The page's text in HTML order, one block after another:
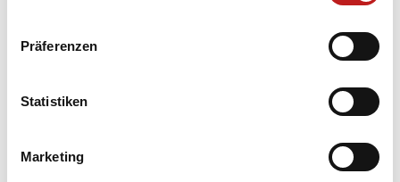
Präferenzen
Statistiken
Marketing
TMP Newsletter Anmeldung
bekommen Sie alle wichtigen Infos über TMP®